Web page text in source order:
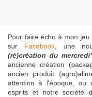
Pour faire écho à mon jeu
sur Facebook , une
(ré)création du
ancienne création
ancien produit
attention à l'époque, ou
esprits et notre société